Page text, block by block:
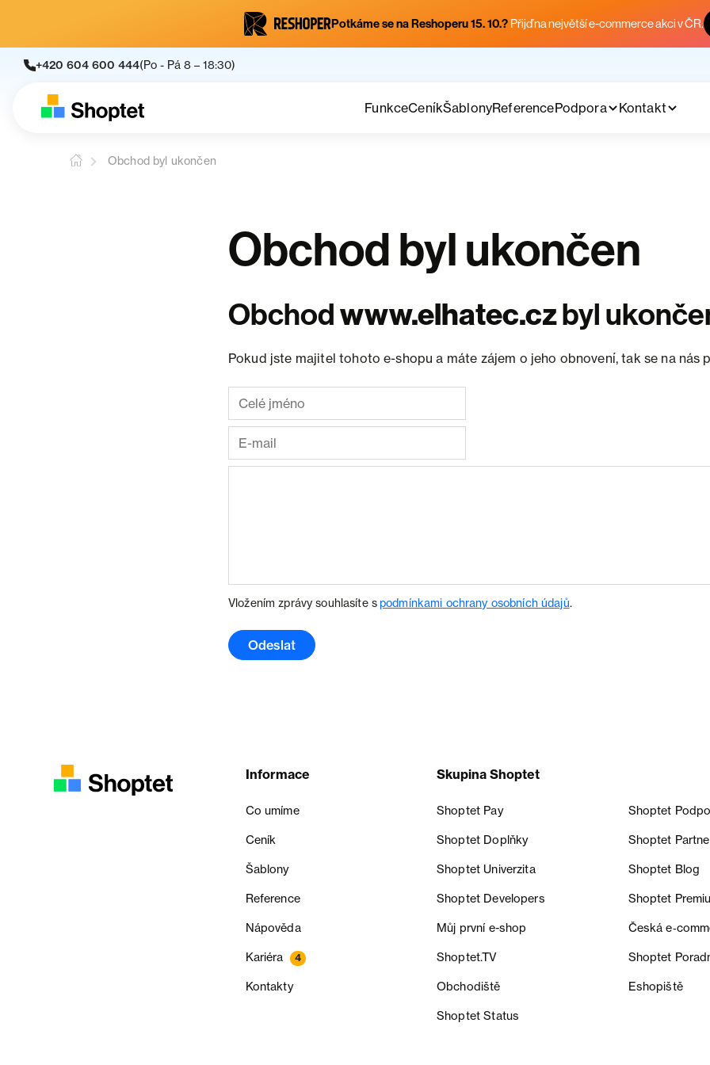
Potkáme se na Reshoperu 15. 10.? Přijď na největší e-commerce akci v ČR.
+420 604 600 444(Po - Pá 8 – 18:30)
FunkceCeníkŠablonyReferencePodpora Kontakt
Obchod byl ukončen
Obchod byl ukončen
Obchodwww.elhatec.czbyl
Pokud jste majitel tohoto e-shopu a máte zájem o jeho obnovení, tak se na nás
Vložením zprávy souhlasíte spodmínkami ochrany osobních údajů.
Odeslat
Informace
Co umíme
Ceník
Šablony
Reference
Nápověda
Kariéra 4
Kontakty
Skupina Shoptet
Shoptet Pay Shoptet
Shoptet Doplňky Shoptet
Shoptet Univerzita Shoptet Blog
Shoptet Developers Shoptet
Můj první e-shop Česká
Shoptet.TV Shoptet
Obchodiště Eshopiště
Shoptet Status